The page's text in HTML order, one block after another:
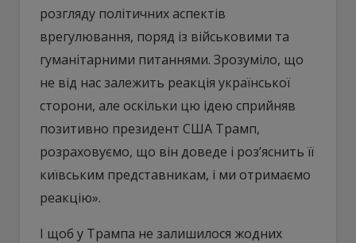
розгляду політичних аспектів
врегулювання, поряд із військовими та
гуманітарними питаннями. Зрозуміло, що
не від нас залежить реакція української
сторони, але оскільки цю ідею сприйняв
позитивно президент США Трамп,
розраховуємо, що він доведе і роз’яснить її
київським представникам, і ми отримаємо
реакцію».
І щоб у Трампа не залишилося жодних